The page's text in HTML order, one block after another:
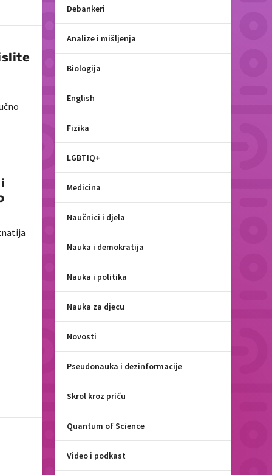
Debankeri
Analize i mišljenja
Biologija
English
Fizika
LGBTIQ+
Medicina
Naučnici i djela
Nauka i demokratija
Nauka i politika
Nauka za djecu
Novosti
Pseudonauka i dezinformacije
Skrol kroz priču
Quantum of Science
Video i podkast